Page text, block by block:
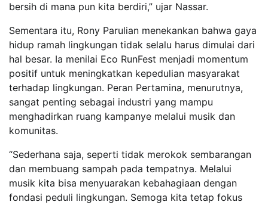
bersih di mana pun kita berdiri,” ujar Nassar.
Sementara itu, Rony Parulian menekankan bahwa gaya
hidup ramah lingkungan tidak selalu harus dimulai dari
hal besar. Ia menilai Eco RunFest menjadi momentum
positif untuk meningkatkan kepedulian masyarakat
terhadap lingkungan. Peran Pertamina, menurutnya,
sangat penting sebagai industri yang mampu
menghadirkan ruang kampanye melalui musik dan
komunitas.
“Sederhana saja, seperti tidak merokok sembarangan
dan membuang sampah pada tempatnya. Melalui
musik kita bisa menyuarakan kebahagiaan dengan
fondasi peduli lingkungan. Semoga kita tetap fokus